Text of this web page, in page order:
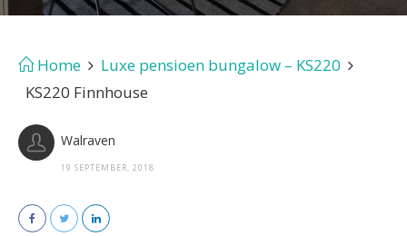
Home
Luxe pensioen bungalow – KS220
KS220 Finnhouse
Walraven
19 SEPTEMBER, 2018